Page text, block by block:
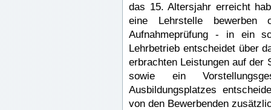
das 15. Altersjahr erreicht
eine Lehrstelle
Aufnahmeprüfung - in ein
Lehrbetrieb entscheidet über
erbrachten Leistungen auf der
sowie ein
Ausbildungsplatzes
von den Bewerbenden